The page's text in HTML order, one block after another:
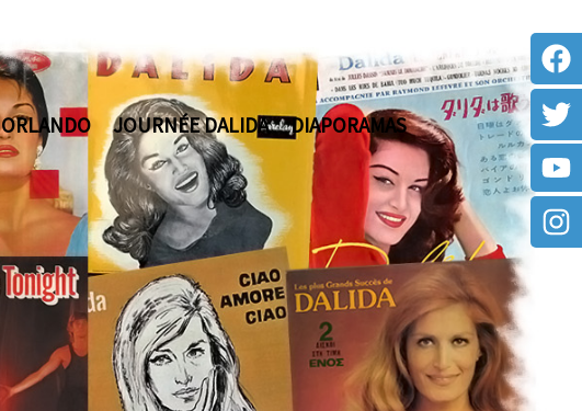
ORLANDO JOURNÉE DALIDA DIAPORAMAS